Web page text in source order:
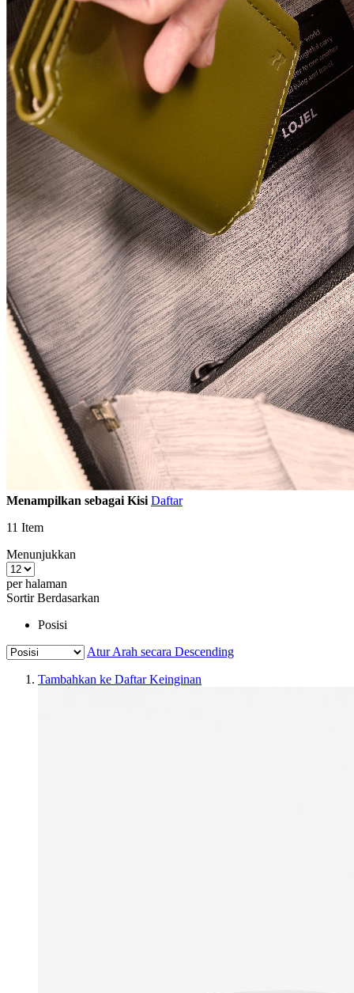
Menampilkan sebagai Kisi Daftar
11 Item
Menunjukkan
per halaman
Sortir Berdasarkan
Posisi
Atur Arah secara Descending
Tambahkan ke Daftar Keinginan